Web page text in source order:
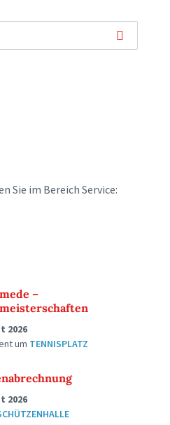
Sie im Bereich Service:
–
2026
um TENNISPLATZ
2026